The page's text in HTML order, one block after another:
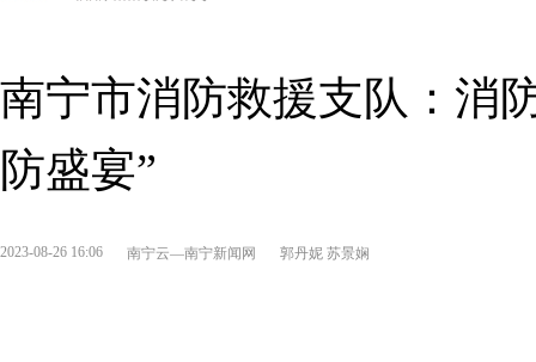
南宁市消防救援支队：消
防盛宴”
2023-08-26 16:06 南宁云—南宁新闻网 郭丹妮 苏景娴